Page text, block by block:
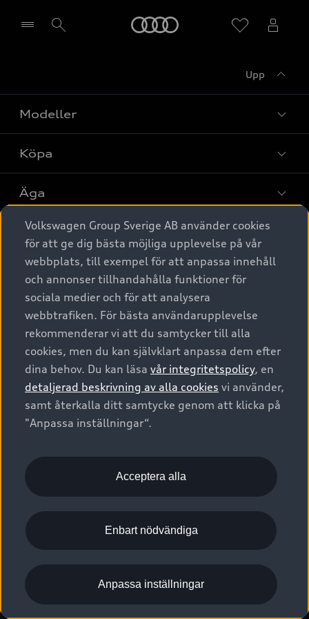
Upp
Modeller
Alla modeller
Elbilar
A6 modellerna
SUV
Avant
Audi Sport
Köpa
Privaterbjudanden
Privatleasing
Nya bilar i lager
Begagnade bilar i lager
Audi approved :plus - så gott som nya
Finansiering
Audi exclusive
Provkörning
Äga
Service & tillbehör
Audi digital services
Originaltillbehör - köp online
Garantier
Försäkring
Digitala manualer för din Audi
Audi Collection – livsstilsartiklar
Vanliga frågor
2G/3G nätet stängs ned - Hur påverkas min bil av detta?
Tjänstebil
Tjänstebil
Business lease online
Företagsleasing
Om Audi Sverige
Kontakta oss
Audi Återförsäljare/-serviceverkstad
myAudi
Pressmeddelanden
Nyhetsbrev
Vårt hållbarhetsarbete
Lediga tjänster huvudkontor
Lediga tjänster hos Audi Återförsäljare
Kommentar till mediauppgifter om dataläcka
© 2026 AUDI SVERIGE. All Rights Reserved.
Utgivare Juridiskt
Juridiskt Audi AG
Juridiskt Audi Digital Giveaway
Anpassa inställningar för cookies
Visselblåsarkanaler
Volkswagen Group Sverige AB använder cookies
för att ge dig bästa möjliga upplevelse på vår
webbplats, till exempel för att anpassa innehåll
och annonser tillhandahålla funktioner för
sociala medier och för att analysera
webbtrafiken. För bästa användarupplevelse
rekommenderar vi att du samtycker till alla
cookies, men du kan självklart anpassa dem efter
dina behov. Du kan läsa vår integritetspolicy, en
detaljerad beskrivning av alla cookies vi använder,
samt återkalla ditt samtycke genom att klicka på
"Anpassa inställningar“.
Acceptera alla
Enbart nödvändiga
Anpassa inställningar